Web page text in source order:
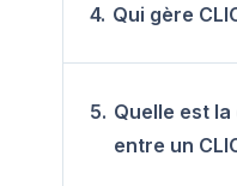
4. Qui gère
5. Quelle est
entre un